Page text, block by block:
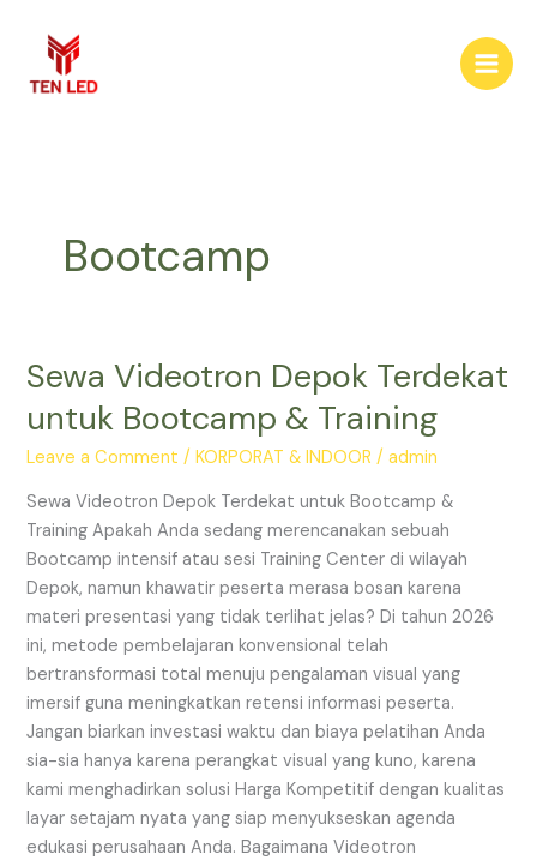
content
Bootcamp
Sewa Videotron Depok Terdekat
untuk Bootcamp & Training
Leave a Comment /KORPORAT & INDOOR /admin
Sewa Videotron Depok Terdekat untuk Bootcamp &
Training Apakah Anda sedang merencanakan sebuah
Bootcamp intensif atau sesi Training Center di wilayah
Depok, namun khawatir peserta merasa bosan karena
materi presentasi yang tidak terlihat jelas? Di tahun 2026
ini, metode pembelajaran konvensional telah
bertransformasi total menuju pengalaman visual yang
imersif guna meningkatkan retensi informasi peserta.
Jangan biarkan investasi waktu dan biaya pelatihan Anda
sia-sia hanya karena perangkat visual yang kuno, karena
kami menghadirkan solusi Harga Kompetitif dengan kualitas
layar setajam nyata yang siap menyukseskan agenda
edukasi perusahaan Anda. Bagaimana Videotron
Sewa
Depok
Terdekat
Bootcamp
&
Training